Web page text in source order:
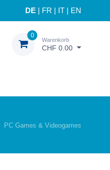
DE FR IT EN
0
Warenkorb
CHF 0.00
PC Games & Videogames